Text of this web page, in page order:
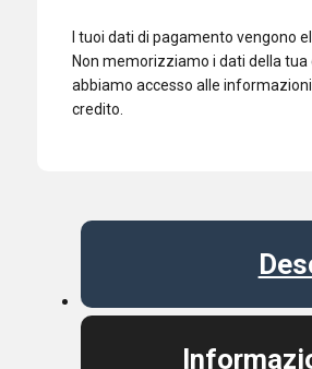
I tuoi dati di pagamento vengono
Non memorizziamo i dati della tua
abbiamo accesso alle
credito.